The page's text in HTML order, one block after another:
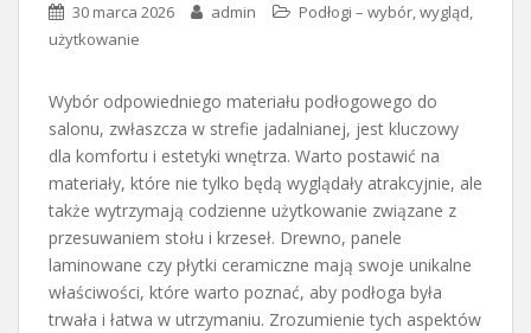
30 marca 2026 admin
Podłogi – wybór, wygląd,
użytkowanie
Wybór odpowiedniego materiału podłogowego do
salonu, zwłaszcza w strefie jadalnianej, jest kluczowy
dla komfortu i estetyki wnętrza. Warto postawić na
materiały, które nie tylko będą wyglądały atrakcyjnie, ale
także wytrzymają codzienne użytkowanie związane z
przesuwaniem stołu i krzeseł. Drewno, panele
laminowane czy płytki ceramiczne mają swoje unikalne
właściwości, które warto poznać, aby podłoga była
trwała i łatwa w utrzymaniu. Zrozumienie tych aspektów